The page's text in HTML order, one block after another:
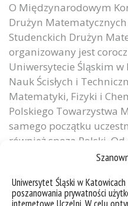
Uniwersytet Śląski w
poszanowania prywatności
O Międzynarodowym
Drużyn
Studenckich Drużyn
organizowany jest
Uniwersytecie Śląskim w
Nauk Ścisłych i
Matematyki, Fizyki i
Polskiego Towarzystwa
samego początku
również spoza Polski.
kategorie:student
wiadomości
tagi :istcim konkurs matematyczny
matematycznych